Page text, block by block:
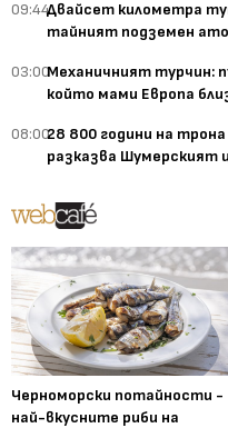
09:44Двайсет километра
тайният подземен
03:00Механичният турчин:
който мами Европа
08:0028 800 години на
разказва Шумерският
Черноморски потайности -
най-вкусните риби на